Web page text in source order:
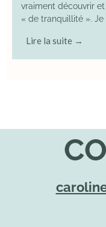
vraiment découvrir
« de tranquillité ». Je
Lire la suite →